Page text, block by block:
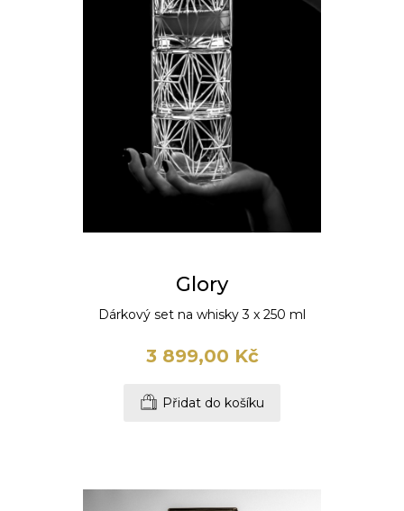
Glory
Dárkový set na whisky 3 x 250 ml
3 899,00 Kč
Přidat do košíku